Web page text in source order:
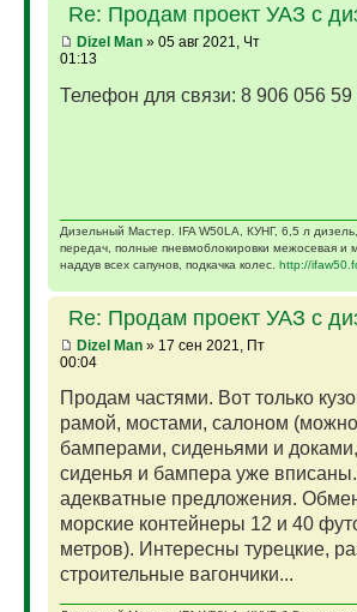
Re: Продам проект УАЗ с
Dizel Man» 05 авг 2021, Чт
01:13
Телефон для связи: 8 906 056 59
Дизельный Мастер. IFA W50LA, КУНГ, 6,5 л
передач, полные пневмоблокировки межосевая и
наддув всех сапунов, подкачка колес. http://
Re: Продам проект УАЗ с
Dizel Man» 17 сен 2021, Пт
00:04
Продам частями. Вот только
рамой, мостами, салоном (можно
бамперами, сиденьями и
сиденья и бампера уже
адекватные предложения.
морские контейнеры 12 и 40
метров). Интересны турецкие,
строительные вагончики...